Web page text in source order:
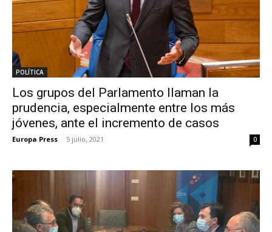
POLÍTICA
Los grupos del Parlamento llaman la
prudencia, especialmente entre los más
jóvenes, ante el incremento de casos
Europa Press - 5 julio, 2021 0